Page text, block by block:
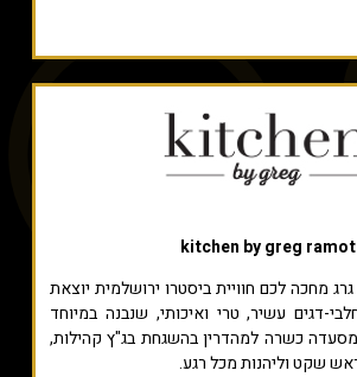
מחכה לכם חוויית ביסטרו ירושלמית יוצאת
דגים עשיר, טרי ואיכותי, שנבנה במיוחד
כשרה למהדרין בהשגחת בג"ץ קהילות,
שקט וליהנות מכל רגע.